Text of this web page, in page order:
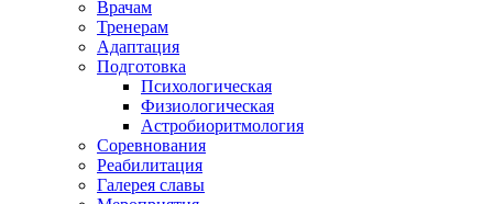
Врачам
Тренерам
Адаптация
Подготовка
Психологическая
Физиологическая
Астробиоритмология
Соревнования
Реабилитация
Галерея славы